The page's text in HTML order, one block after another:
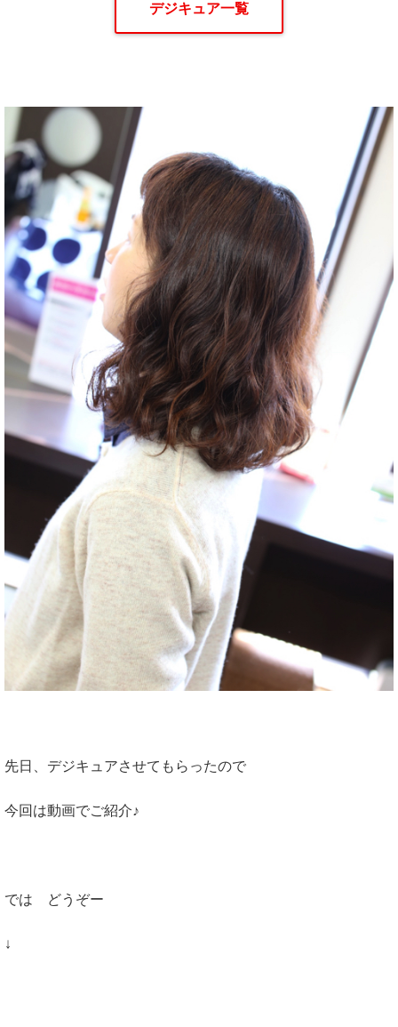
デジキュア一覧
先日、デジキュアさせてもらったので
今回は動画でご紹介♪
では どうぞー
↓